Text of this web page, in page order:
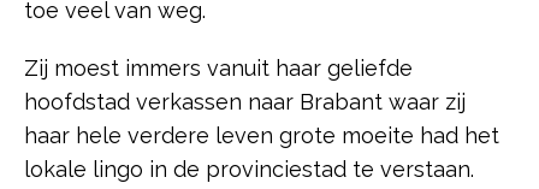
toe veel van weg.
Zij moest immers vanuit haar geliefde
hoofdstad verkassen naar Brabant waar zij
haar hele verdere leven grote moeite had het
lokale lingo in de provinciestad te verstaan.